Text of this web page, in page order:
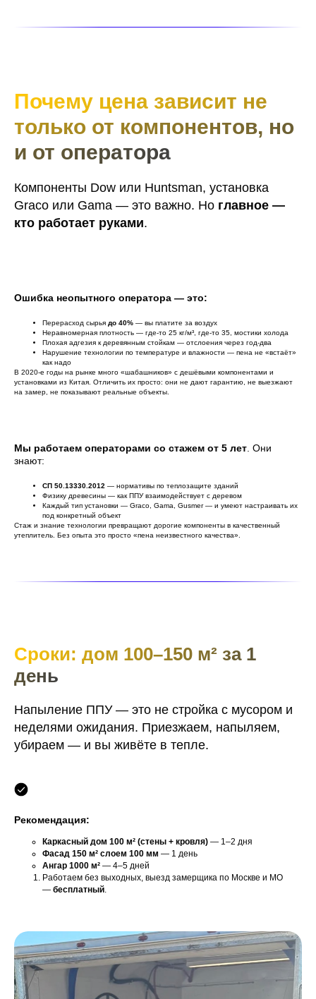
Почему цена зависит не
только от компонентов, но
и от оператора
Компоненты Dow или Huntsman, установка
Graco или Gama — это важно. Но главное —
кто работает руками.
Ошибка неопытного оператора — это:
Перерасход сырья до 40% — вы платите за воздух
Неравномерная плотность — где-то 25 кг/м³, где-то 35, мостики холода
Плохая адгезия к деревянным стойкам — отслоения через год-два
Нарушение технологии по температуре и влажности — пена не «встаёт»
как надо
В 2020-е годы на рынке много «шабашников» с дешёвыми компонентами и
установками из Китая. Отличить их просто: они не дают гарантию, не выезжают
на замер, не показывают реальные объекты.
Мы работаем операторами со стажем от 5 лет . Они
знают:
СП 50.13330.2012 — нормативы по теплозащите зданий
Физику древесины — как ППУ взаимодействует с деревом
Каждый тип установки — Graco, Gama, Gusmer — и умеют настраивать их
под конкретный объект
Стаж и знание технологии превращают дорогие компоненты в качественный
утеплитель. Без опыта это просто «пена неизвестного качества».
Сроки: дом 100–150 м² за 1
день
Напыление ППУ — это не стройка с мусором и
неделями ожидания. Приезжаем, напыляем,
убираем — и вы живёте в тепле.
Рекомендация:
Каркасный дом 100 м² (стены + кровля) — 1–2 дня
Фасад 150 м² слоем 100 мм — 1 день
Ангар 1000 м² — 4–5 дней
Работаем без выходных, выезд замерщика по Москве и МО
— бесплатный.